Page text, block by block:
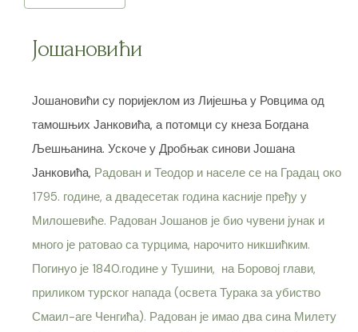
Јошановићи
Јошановићи су поријеклом из Лијешња у Ровцима од
тамошњих Јанковића, а потомци су кнеза Богдана
Љешњанина. Ускоче у Дробњак синови Јошана
Јанковића, Радован и Теодор и населе се на Градац око
1795. године, а двадесетак година касније пређу у
Милошевиће. Радован Јошанов је био чувени јунак и
много је ратовао са турцима, нарочито никшићким.
Погинуо је 1840.године у Тушини, на Боровој глави,
приликом турског напада (освета Турака за убиство
Смаил-аге Ченгића). Радован је имао два сина Милету